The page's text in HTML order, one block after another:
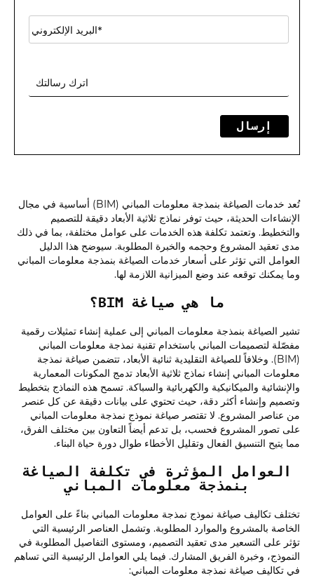
إرسال
تُعد خدمات الصياغة بنمذجة معلومات المباني (BIM) أساسية في مجال
الإنشاءات الحديثة، حيث توفر نماذج ثلاثية الأبعاد دقيقة للتصميم
والتخطيط. وتعتمد تكلفة هذه الخدمات على عوامل مختلفة، بما في ذلك
مدى تعقيد المشروع وحجمه والخبرة المطلوبة. سيوضح هذا الدليل
العوامل التي تؤثر على أسعار خدمات الصياغة بنمذجة معلومات المباني
وما يمكنك توقعه عند وضع الميزانية اللازمة لها.
ما هي صياغة BIM؟
تشير الصياغة بنمذجة معلومات المباني إلى عملية إنشاء تمثيلات رقمية
مفصّلة لتصميمات المباني باستخدام تقنية نمذجة معلومات المباني
(BIM). وخلافاً للصياغة التقليدية ثنائية الأبعاد، تتضمن صياغة نمذجة
معلومات المباني إنشاء نماذج ثلاثية الأبعاد تدمج المكونات المعمارية
والإنشائية والميكانيكية والكهربائية والسباكة. تسمح هذه النماذج بتخطيط
وتصميم وإنشاء أكثر دقة، حيث تحتوي على بيانات دقيقة عن كل عنصر
من عناصر المشروع. لا تقتصر صياغة نموذج نمذجة معلومات المباني
على تصور المشروع فحسب، بل تدعم أيضاً التعاون بين مختلف الفرق،
مما يتيح التنسيق الفعال وتقليل الأخطاء طوال دورة حياة البناء.
العوامل المؤثرة في تكلفة الصياغة
بنمذجة معلومات المباني
تختلف تكاليف صياغة نموذج نمذجة معلومات المباني بناءً على العوامل
الخاصة بالمشروع والموارد المطلوبة. وتشمل العناصر الرئيسية التي
تؤثر على التسعير مدى تعقيد التصميم، ومستوى التفاصيل المطلوبة في
النموذج، وخبرة الفريق المشارك. فيما يلي العوامل الرئيسية التي تساهم
في تكاليف صياغة نمذجة معلومات المباني: